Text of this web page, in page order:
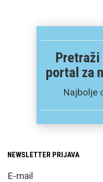
Pretraži
portal za
Najbolje
NEWSLETTER PRIJAVA
E-mail